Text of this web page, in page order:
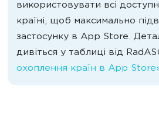
використовувати всі
країні, щоб максимально
застосунку в App Store.
дивіться у таблиці від
охоплення країн в App